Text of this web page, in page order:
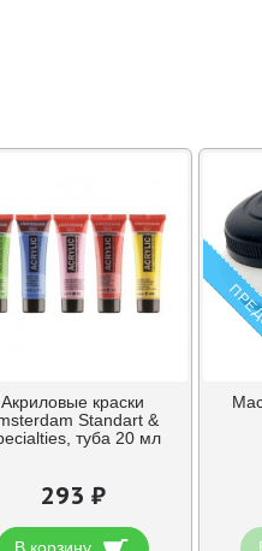
Акриловые краски
Standart &
туба 20 мл
293 ₽